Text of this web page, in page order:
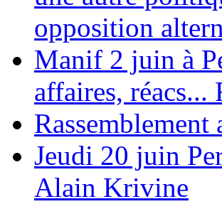
opposition
Manif 2 juin à
affaires,
Jeudi 20 juin
Alain Krivine